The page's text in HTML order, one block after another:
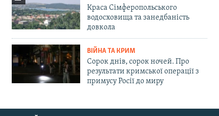
Краса Сімферопольського
водосховища та занедбаність
довкола
ВІЙНА ТА КРИМ
Сорок днів, сорок ночей. Про
результати кримської операції з
примусу Росії до миру